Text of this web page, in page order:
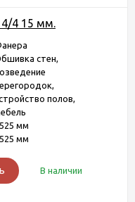
4 15 мм.
стен,
полов,
мм
мм
В наличии